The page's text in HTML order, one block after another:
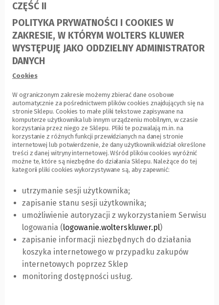
CZĘŚĆ II
POLITYKA PRYWATNOŚCI I COOKIES W
ZAKRESIE, W KTÓRYM WOLTERS KLUWER
WYSTĘPUJĘ JAKO ODDZIELNY ADMINISTRATOR
DANYCH
Cookies
W ograniczonym zakresie możemy zbierać dane osobowe
automatycznie za pośrednictwem plików cookies znajdujących się na
stronie Sklepu. Cookies to małe pliki tekstowe zapisywane na
komputerze użytkownika lub innym urządzeniu mobilnym, w czasie
korzystania przez niego ze Sklepu. Pliki te pozwalają m.in. na
korzystanie z różnych funkcji przewidzianych na danej stronie
internetowej lub potwierdzenie, że dany użytkownik widział określone
treści z danej witryny internetowej. Wśród plików cookies wyróżnić
możne te, które są niezbędne do działania Sklepu. Należące do tej
kategorii pliki cookies wykorzystywane są, aby zapewnić:
utrzymanie sesji użytkownika;
zapisanie stanu sesji użytkownika;
umożliwienie autoryzacji z wykorzystaniem Serwisu
logowania (logowanie.wolterskluwer.pl(Link
do
innej
)
zapisanie informacji niezbędnych do działania
koszyka internetowego w przypadku zakupów
internetowych poprzez Sklep
monitoring dostępności usług.